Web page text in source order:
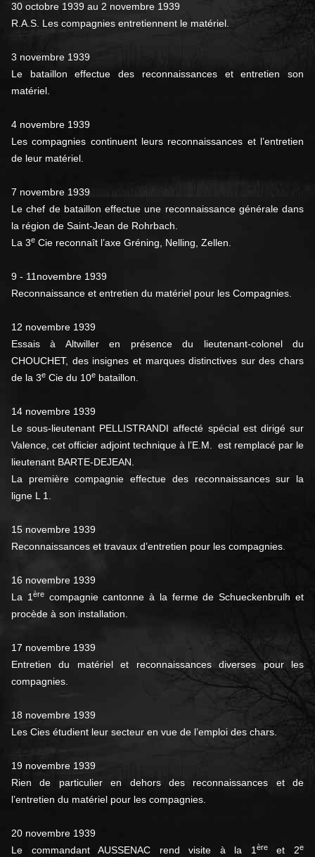
30 octobre 1939 au 2 novembre 1939
R.A.S. Les compagnies entretiennent le matériel.
3 novembre 1939
Le bataillon effectue des reconnaissances et entretien son
matériel.
4 novembre 1939
Les compagnies continuent leurs reconnaissances et l’entretien
de leur matériel.
7 novembre 1939
Le chef de bataillon effectue une reconnaissance générale dans
la région de Saint-Jean de Rohrbach.
La 3e Cie reconnaît l’axe Gréning, Nelling, Zellen.
9 - 11novembre 1939
Reconnaissance et entretien du matériel pour les Compagnies.
12 novembre 1939
Essais à Altwiller en présence du lieutenant-colonel du
CHOUCHET, des insignes et marques distinctives sur des chars
de la 3e Cie du 10e bataillon.
14 novembre 1939
Le sous-lieutenant PELLISTRANDI affecté spécial est dirigé sur
Valence, cet officier adjoint technique à l’E.M. est remplacé par le
lieutenant BARTE-DEJEAN.
La première compagnie effectue des reconnaissances sur la
ligne L 1.
15 novembre 1939
Reconnaissances et travaux d’entretien pour les compagnies.
16 novembre 1939
La 1 èrecompagnie cantonne à la ferme de Schueckenbrulh et
procède à son installation.
17 novembre 1939
Entretien du matériel et reconnaissances diverses pour les
compagnies.
18 novembre 1939
Les Cies étudient leur secteur en vue de l’emploi des chars.
19 novembre 1939
Rien de particulier en dehors des reconnaissances et de
l’entretien du matériel pour les compagnies.
20 novembre 1939
Le commandant AUSSENAC rend visite à la 1 èreet 2e